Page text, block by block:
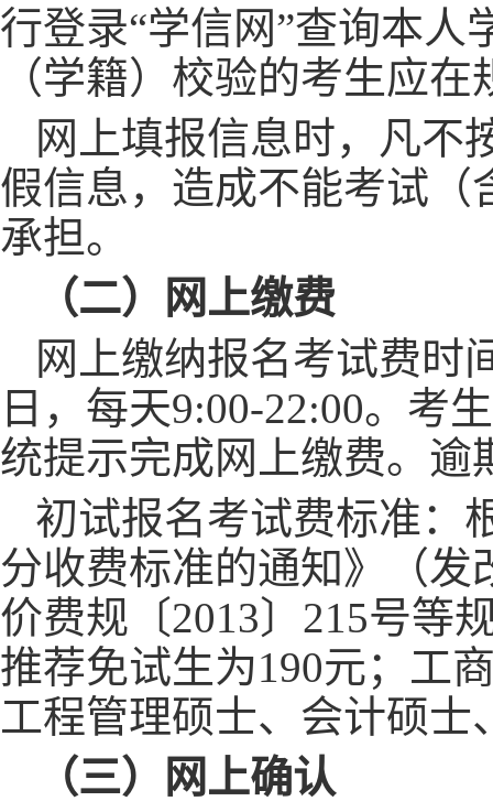
行登录“学信网”查询本人
（学籍）校验的考生应
网上填报信息时，凡不
假信息，造成不能考试（
承担。
（二）网上缴费
网上缴纳报名考试费时
日，每天9:00-22:00。考
统提示完成网上缴费。逾
初试报名考试费标准：
分收费标准的通知》（发
价费规〔2013〕215号等
推荐免试生为190元；工
工程管理硕士、会计硕士
（三）网上确认